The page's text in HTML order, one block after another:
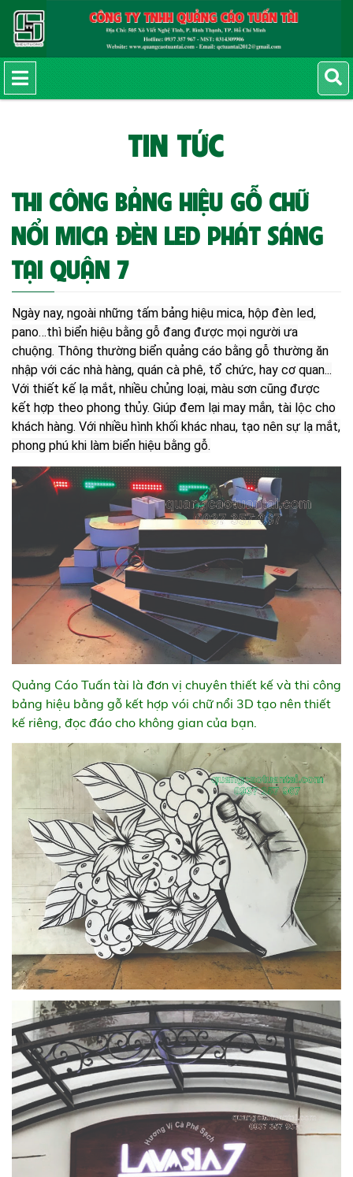
TIN TỨC
THI CÔNG BẢNG HIỆU GỖ CHỮ
NỔI MICA ĐÈN LED PHÁT SÁNG
TẠI QUẬN 7
Ngày nay, ngoài những tấm bảng hiệu mica, hộp đèn led,
pano…thì biển hiệu bằng gỗ đang được mọi người ưa
chuộng. Thông thường biển quảng cáo bằng gỗ thường ăn
nhập với các nhà hàng, quán cà phê, tổ chức, hay cơ quan...
Với thiết kế lạ mắt, nhiều chủng loại, màu sơn cũng được
kết hợp theo phong thủy. Giúp đem lại may mắn, tài lộc cho
khách hàng. Với nhiều hình khối khác nhau, tạo nên sự lạ mắt,
phong phú khi làm biển hiệu bằng gỗ.
Quảng Cáo Tuấn tài là đơn vị chuyên thiết kế và thi công
bảng hiệu bằng gỗ kết hợp vói chữ nổi 3D tạo nên thiết
kế riêng, đọc đáo cho không gian của bạn.